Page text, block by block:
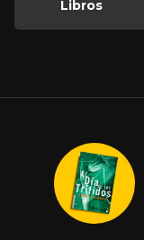
Libros